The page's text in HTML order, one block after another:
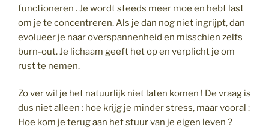
functioneren . Je wordt steeds meer moe en hebt last
om je te concentreren. Als je dan nog niet ingrijpt, dan
evolueer je naar overspannenheid en misschien zelfs
burn-out. Je lichaam geeft het op en verplicht je om
rust te nemen.
Zo ver wil je het natuurlijk niet laten komen ! De vraag is
dus niet alleen : hoe krijg je minder stress, maar vooral :
Hoe kom je terug aan het stuur van je eigen leven ?